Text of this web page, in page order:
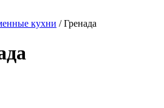
кухни / Гренада